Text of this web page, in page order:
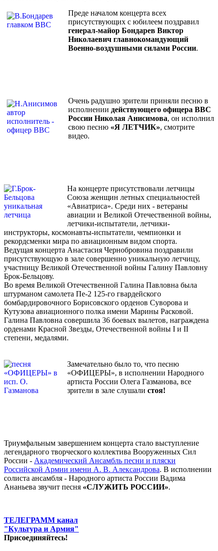
Преде началом концерта всех
присутствующих с юбилеем поздравил
генерал-майор Бондарев Виктор
Николаевич главнокомандующий
Военно-воздушными силами России.
Очень радушно зрители приняли песню в
исполнении действующего офицера ВВС
России Николая Анисимова, он исполнил
свою песню «Я ЛЕТЧИК», смотрите
видео.
На концерте присутствовали летчицы
Союза женщин летных специальностей
«Авиатриса». Среди них - ветераны
авиации и Великой Отечественной войны,
летчики-испытатели, летчики-
инструкторы, космонавты-испытатели, чемпионки и
рекордсменки мира по авиационным видом спорта.
Ведущая концерта Анастасия Чернобровина поздравили
присутствующую в зале совершенно уникальную летчицу,
участницу Великой Отечественной войны Галину Павловну
Брок-Бельцову.
Во время Великой Отечественной Галина Павловна была
штурманом самолета Пе-2 125-го гвардейского
бомбардировочного Борисовского орденов Суворова и
Кутузова авиационного полка имени Марины Расковой.
Галина Павловна совершила 36 боевых вылетов, награждена
орденами Красной Звезды, Отечественной войны I и II
степени, медалями.
Замечательно было то, что песню
«ОФИЦЕРЫ», в исполнении Народного
артиста России Олега Газманова, все
зрители в зале слушали стоя!
Триумфальным завершением концерта стало выступление
легендарного творческого коллектива Вооруженных Сил
России - Академический Ансамбль песни и пляски
Российской Армии имени А. В. Александрова. В исполнении
солиста ансамбля - Народного артиста России Вадима
Ананьева звучит песня «СЛУЖИТЬ РОССИИ».
ТЕЛЕГРАММ канал
"Культура и Армия"
Присоединяйтесь!